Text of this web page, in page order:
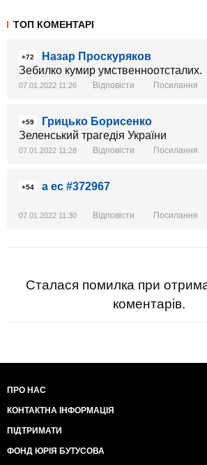
ТОП КОМЕНТАРІ
+72
Назар Проскуряков
Зебилко кумир умственноотсталих.
07.01.2022 11:26 Відповісти Посилання
+59
Грицько Борисенко
Зеленський трагедія України
07.01.2022 11:28 Відповісти Посилання
+54 а ес #372967
07.01.2022 11:30 Відповісти Посилання
Сталася помилка при
коментарів.
ПРО НАС
КОНТАКТНА ІНФОРМАЦІЯ
ПІДТРИМАТИ
ФОНД ЮРІЯ БУТУСОВА